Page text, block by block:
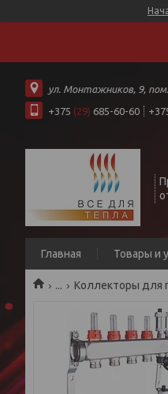
ул. Монтажников, 9,
+375 (29) 685-60-60
Главная Товары и
... Коллекторы для